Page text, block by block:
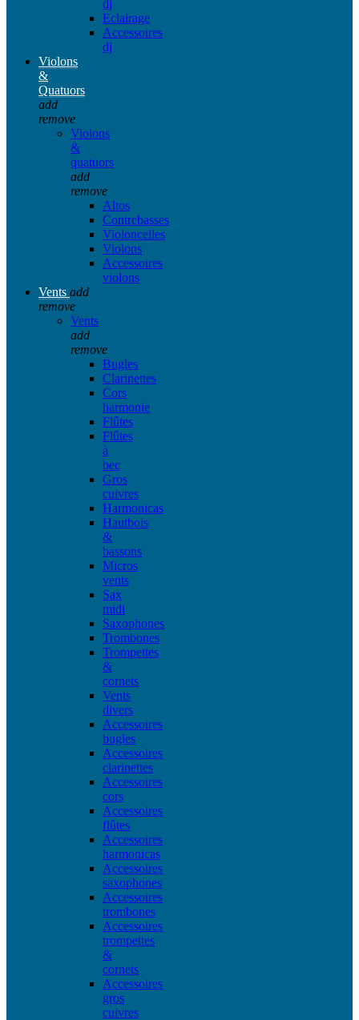
dj
Eclairage
Accessoires
dj
Violons
&
Quatuors
add
remove
Violons
&
quatuors
add
remove
Altos
Contrebasses
Violoncelles
Violons
Accessoires
violons
Vents add
remove
Vents
add
remove
Bugles
Clarinettes
Cors
harmonie
Flûtes
Flûtes
à
bec
Gros
cuivres
Harmonicas
Hautbois
&
bassons
Micros
vents
Sax
midi
Saxophones
Trombones
Trompettes
&
cornets
Vents
divers
Accessoires
bugles
Accessoires
clarinettes
Accessoires
cors
Accessoires
flûtes
Accessoires
harmonicas
Accessoires
saxophones
Accessoires
trombones
Accessoires
trompettes
&
cornets
Accessoires
gros
cuivres